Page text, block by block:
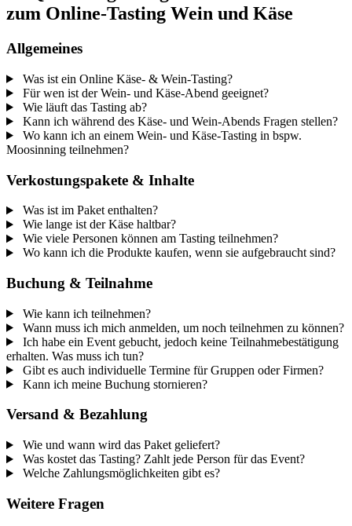
zum Online-Tasting Wein und Käse
Allgemeines
Was ist ein Online Käse- & Wein-Tasting?
Für wen ist der Wein- und Käse-Abend geeignet?
Wie läuft das Tasting ab?
Kann ich während des Käse- und Wein-Abends Fragen stellen?
Wo kann ich an einem Wein- und Käse-Tasting in bspw.
Moosinning teilnehmen?
Verkostungspakete & Inhalte
Was ist im Paket enthalten?
Wie lange ist der Käse haltbar?
Wie viele Personen können am Tasting teilnehmen?
Wo kann ich die Produkte kaufen, wenn sie aufgebraucht sind?
Buchung & Teilnahme
Wie kann ich teilnehmen?
Wann muss ich mich anmelden, um noch teilnehmen zu können?
Ich habe ein Event gebucht, jedoch keine Teilnahmebestätigung
erhalten. Was muss ich tun?
Gibt es auch individuelle Termine für Gruppen oder Firmen?
Kann ich meine Buchung stornieren?
Versand & Bezahlung
Wie und wann wird das Paket geliefert?
Was kostet das Tasting? Zahlt jede Person für das Event?
Welche Zahlungsmöglichkeiten gibt es?
Weitere Fragen